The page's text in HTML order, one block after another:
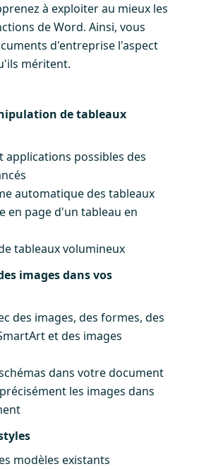
à exploiter au mieux les
de Word. Ainsi, vous
d'entreprise l'aspect
méritent.
de tableaux
applications possibles des
automatique des tableaux
en page d'un tableau en
tableaux volumineux
images dans vos
des images, des formes, des
et des images
dans votre document
les images dans
modèles existants